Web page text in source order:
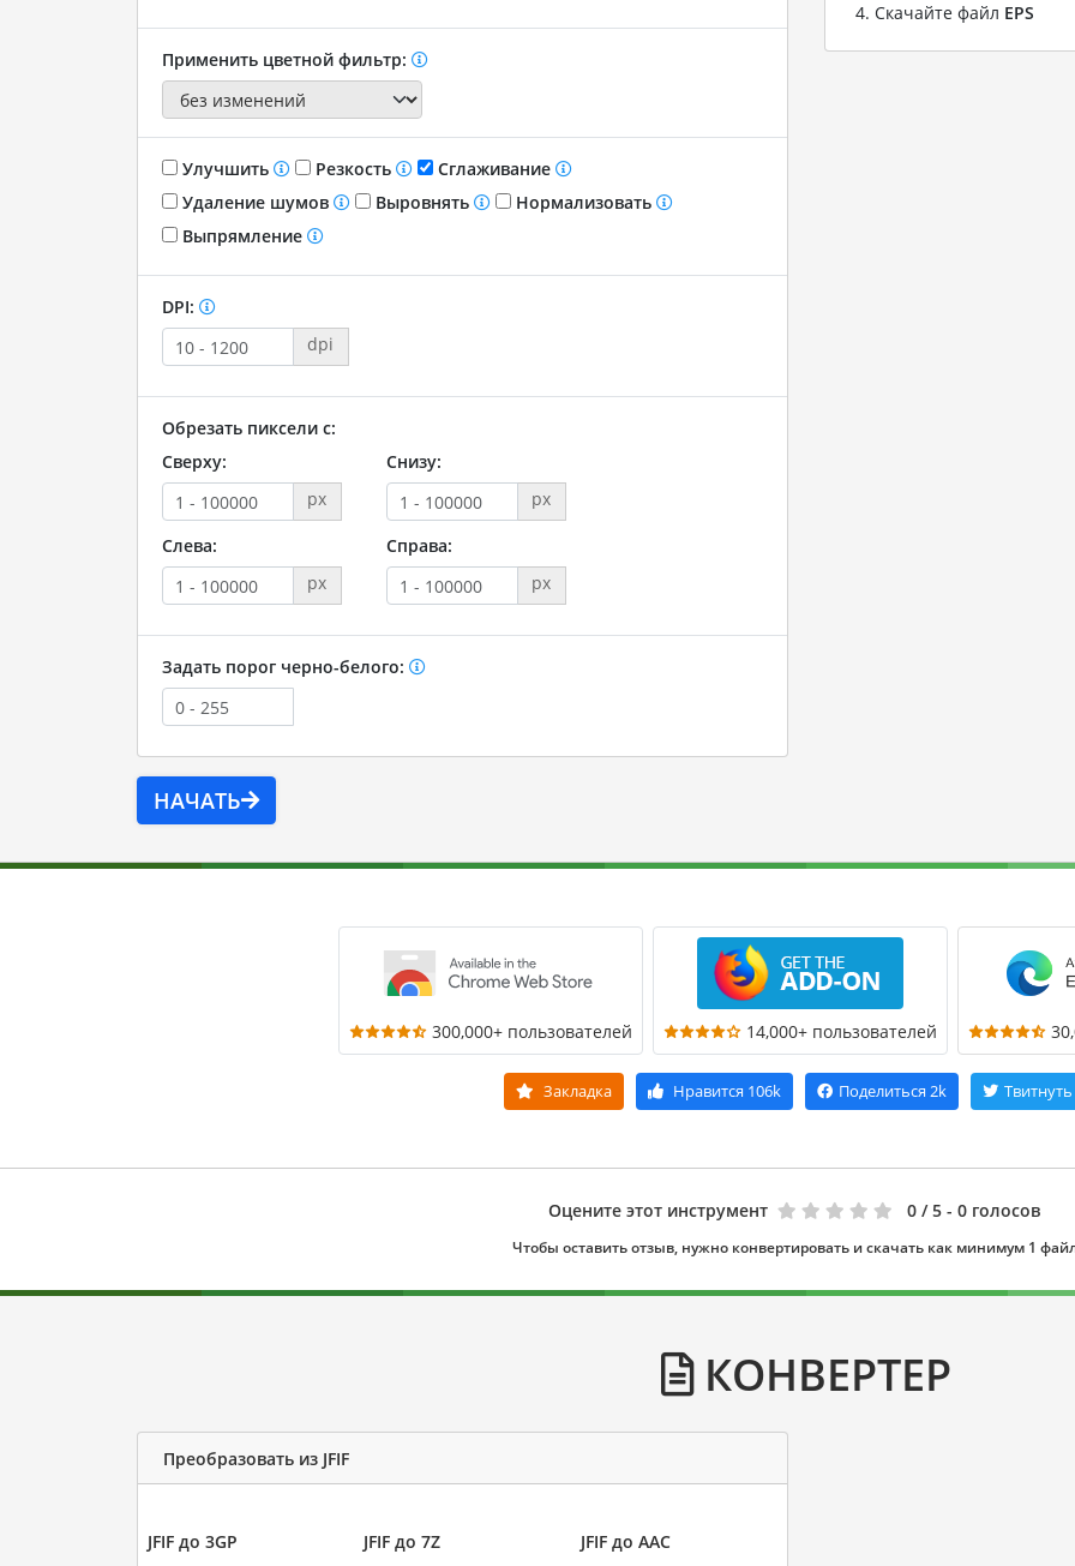
Применить цветной фильтр:
Улучшить Резкость
Сглаживание
Удаление шумов
Выровнять
Нормализовать
Выпрямление
DPI:
dpi
Обрезать пиксели с:
Сверху:
px
Снизу:
px
Слева:
px
Справа:
px
Задать порог черно-белого:
НАЧАТЬ
Скачайте файл EPS
300,000+ пользователей 14,000+ пользователей
Закладка Нравится 106k Поделиться 2k Твитнуть
Оцените этот инструмент 0 / 5 - 0 голосов
Чтобы оставить отзыв, нужно конвертировать и скачать как минимум 1
КОНВЕРТЕР
Преобразовать из JFIF
JFIF до 3GP JFIF до 7Z JFIF до AAC